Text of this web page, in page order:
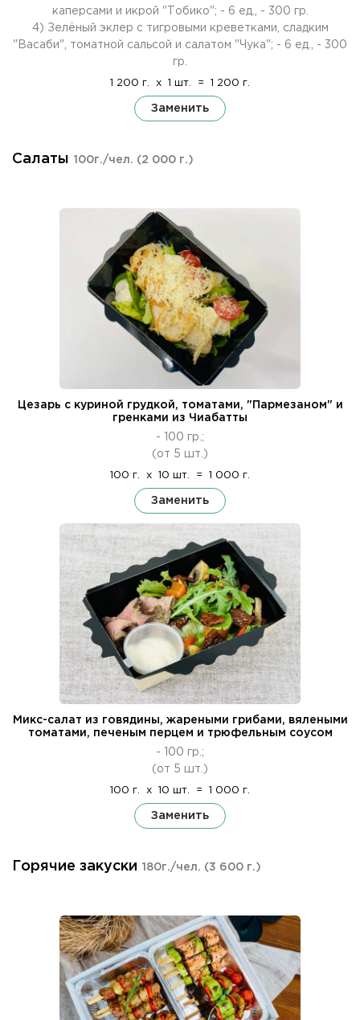
каперсами и икрой "Тобико"; - 6 ед., - 300 гр.
4) Зелёный эклер с тигровыми креветками, сладким
"Васаби", томатной сальсой и салатом "Чука"; - 6 ед., - 300
гр.
1 200 г. x 1 шт. = 1 200 г.
Заменить
Салаты 100г./чел. (2 000 г.)
Цезарь с куриной грудкой, томатами, "Пармезаном" и
гренками из Чиабатты
- 100 гр.;
(от 5 шт.)
100 г. x 10 шт. = 1 000 г.
Заменить
Микс-салат из говядины, жареными грибами, вялеными
томатами, печеным перцем и трюфельным соусом
- 100 гр.;
(от 5 шт.)
100 г. x 10 шт. = 1 000 г.
Заменить
Горячие закуски 180г./чел. (3 600 г.)